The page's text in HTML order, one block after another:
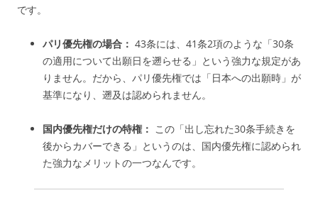
です。
パリ優先権の場合： 43条には、41条2項のような「30条
の適用について出願日を遡らせる」という強力な規定があ
りません。だから、パリ優先権では「日本への出願時」が
基準になり、遡及は認められません。
国内優先権だけの特権： この「出し忘れた30条手続きを
後からカバーできる」というのは、国内優先権に認められ
た強力なメリットの一つなんです。